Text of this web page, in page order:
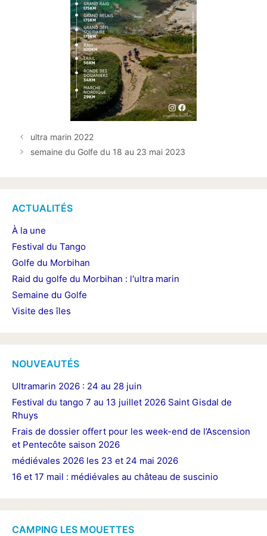
ultra marin 2022
semaine du Golfe du 18 au 23 mai 2023
ACTUALITÉS
À la une
Festival du Tango
Golfe du Morbihan
Raid du golfe du Morbihan : l'ultra marin
Semaine du Golfe
Visite des îles
NOUVEAUTÉS
Ultramarin 2026 : 24 au 28 juin
Festival du tango 7 au 13 juillet 2026 Saint Gisdal de
Rhuys
Frais de dossier offert pour les week-end de l’Ascension
et Pentecôte saison 2026
médiévales 2026 les 23 et 24 mai 2026
16 et 17 mail : médiévales au château de suscinio
CAMPING LES MOUETTES